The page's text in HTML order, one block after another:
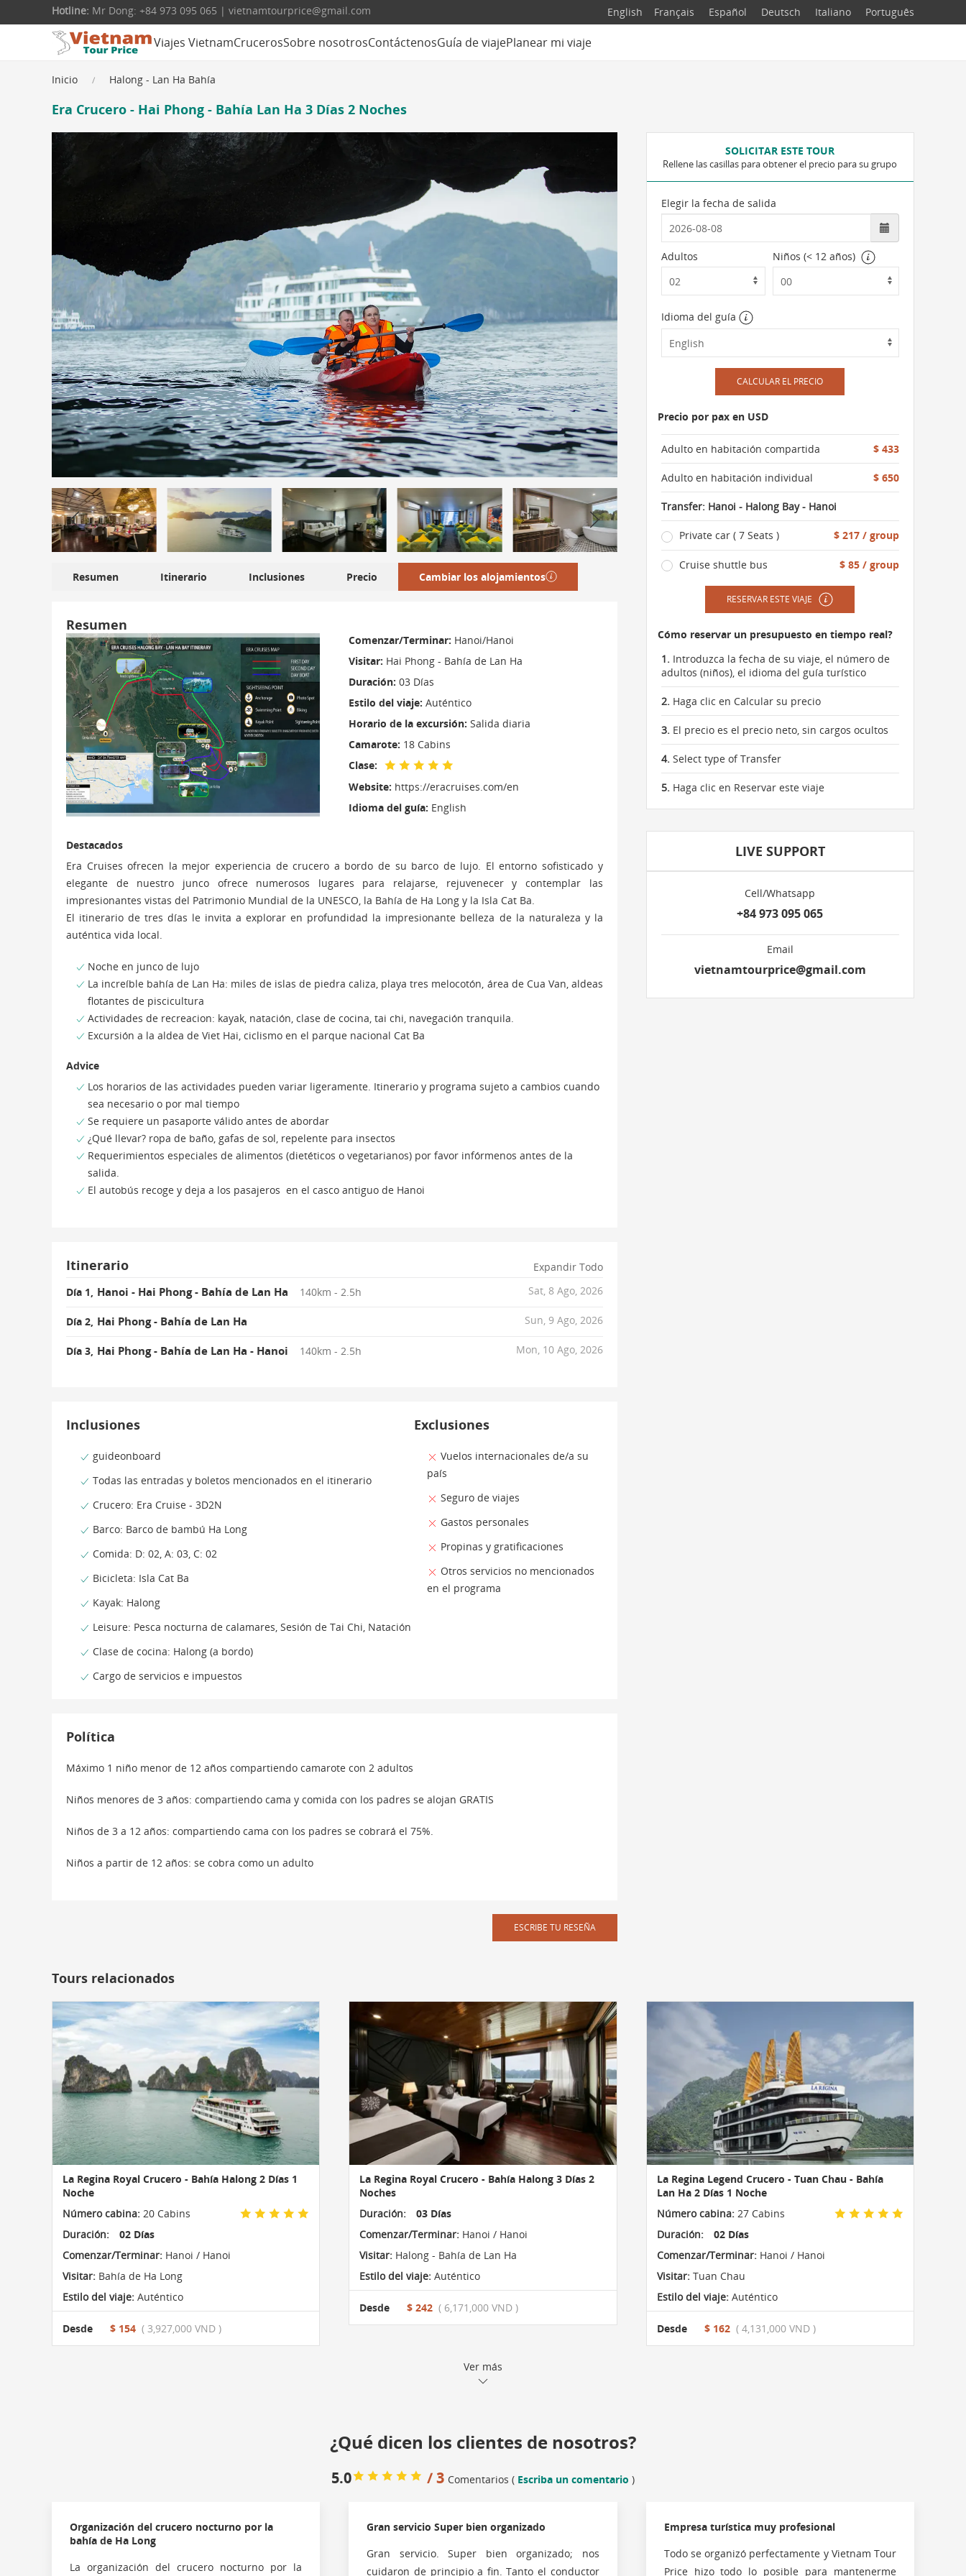
Hotline: Mr Dong: +84 973 095 065 | vietnamtourprice@gmail.com English Français Español Deutsch Italiano Português
Viajes VietnamCrucerosSobre nosotrosContáctenosGuía de viajePlanear mi viaje
Inicio Halong - Lan Ha Bahía
Era Crucero - Hai Phong - Bahía Lan Ha 3 Días 2 Noches
Resumen Itinerario Inclusiones Precio Cambiar los alojamientos
Resumen
Comenzar/Terminar: Hanoi/Hanoi
Visitar: Hai Phong - Bahía de Lan Ha
Duración: 03 Días
Estilo del viaje: Auténtico
Horario de la excursión: Salida diaria
Camarote: 18 Cabins
Clase:
Website: https://eracruises.com/en
Idioma del guía: English
Destacados
Era Cruises ofrecen la mejor experiencia de crucero a bordo de su barco de lujo. El entorno sofisticado y
elegante de nuestro junco ofrece numerosos lugares para relajarse, rejuvenecer y contemplar las
impresionantes vistas del Patrimonio Mundial de la UNESCO, la Bahía de Ha Long y la Isla Cat Ba.
El itinerario de tres días le invita a explorar en profundidad la impresionante belleza de la naturaleza y la
auténtica vida local.
Noche en junco de lujo
La increíble bahía de Lan Ha: miles de islas de piedra caliza, playa tres melocotón, área de Cua Van, aldeas
flotantes de piscicultura
Actividades de recreacion: kayak, natación, clase de cocina, tai chi, navegación tranquila.
Excursión a la aldea de Viet Hai, ciclismo en el parque nacional Cat Ba
Advice
Los horarios de las actividades pueden variar ligeramente. Itinerario y programa sujeto a cambios cuando
sea necesario o por mal tiempo
Se requiere un pasaporte válido antes de abordar
¿Qué llevar? ropa de baño, gafas de sol, repelente para insectos
Requerimientos especiales de alimentos (dietéticos o vegetarianos) por favor infórmenos antes de la
salida.
El autobús recoge y deja a los pasajeros en el casco antiguo de Hanoi
Itinerario
Expandir Todo
Día 1, Hanoi - Hai Phong - Bahía de Lan Ha 140km - 2.5h Sat, 8 Ago, 2026
Día 2, Hai Phong - Bahía de Lan Ha Sun, 9 Ago, 2026
Día 3, Hai Phong - Bahía de Lan Ha - Hanoi 140km - 2.5h Mon, 10 Ago, 2026
Inclusiones
guideonboard
Todas las entradas y boletos mencionados en el itinerario
Crucero: Era Cruise - 3D2N
Barco: Barco de bambú Ha Long
Comida: D: 02, A: 03, C: 02
Bicicleta: Isla Cat Ba
Kayak: Halong
Leisure: Pesca nocturna de calamares, Sesión de Tai Chi, Natación
Clase de cocina: Halong (a bordo)
Cargo de servicios e impuestos
Exclusiones
Vuelos internacionales de/a su
país
Seguro de viajes
Gastos personales
Propinas y gratificaciones
Otros servicios no mencionados
en el programa
Política
Máximo 1 niño menor de 12 años compartiendo camarote con 2 adultos
Niños menores de 3 años: compartiendo cama y comida con los padres se alojan GRATIS
Niños de 3 a 12 años: compartiendo cama con los padres se cobrará el 75%.
Niños a partir de 12 años: se cobra como un adulto
ESCRIBE TU RESEÑA
SOLICITAR ESTE TOUR
Rellene las casillas para obtener el precio para su grupo
Elegir la fecha de salida
Adultos Niños (< 12 años)
Idioma del guía
CALCULAR EL PRECIO
Precio por pax en USD
Adulto en habitación compartida $ 433
Adulto en habitación individual $ 650
Transfer: Hanoi - Halong Bay - Hanoi
Private car ( 7 Seats ) $ 217 / group
Cruise shuttle bus $ 85 / group
RESERVAR ESTE VIAJE
Cómo reservar un presupuesto en tiempo real?
1. Introduzca la fecha de su viaje, el número de
adultos (niños), el idioma del guía turístico
2. Haga clic en Calcular su precio
3. El precio es el precio neto, sin cargos ocultos
4. Select type of Transfer
5. Haga clic en Reservar este viaje
LIVE SUPPORT
Cell/Whatsapp
+84 973 095 065
Email
vietnamtourprice@gmail.com
Tours relacionados
La Regina Royal Crucero - Bahía Halong 2 Días 1
Noche
Número cabina: 20 Cabins
Duración:
02 Días
Comenzar/Terminar: Hanoi / Hanoi
Visitar: Bahía de Ha Long
Estilo del viaje: Auténtico
Desde $ 154 ( 3,927,000 VND )
La Regina Royal Crucero - Bahía Halong 3 Días 2
Noches
Duración:
03 Días
Comenzar/Terminar: Hanoi / Hanoi
Visitar: Halong - Bahía de Lan Ha
Estilo del viaje: Auténtico
Desde $ 242 ( 6,171,000 VND )
La Regina Legend Crucero - Tuan Chau - Bahía
Lan Ha 2 Días 1 Noche
Número cabina:27 Cabins
Duración:
02 Días
Comenzar/Terminar:Hanoi / Hanoi
Visitar:Tuan Chau
Estilo del viaje:Auténtico
Desde $ 162 ( 4,131,000 VND )
Ver más
¿Qué dicen los clientes de nosotros?
5.0 / 3 Comentarios ( Escriba un comentario )
Organización del crucero nocturno por la
bahía de Ha Long
La organización del crucero nocturno por la
Gran servicio Super bien organizado
Gran servicio. Super bien organizado; nos
cuidaron de principio a fin. Tanto el conductor
Empresa turística muy profesional
Todo se organizó perfectamente y Vietnam Tour
Price hizo todo lo posible para mantenerme